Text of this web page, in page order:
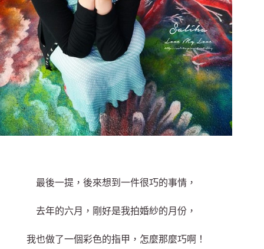
最後一提，後來想到一件很巧的事情，
去年的六月，剛好是我拍婚紗的月份，
我也做了一個彩色的指甲，怎麼那麼巧啊！